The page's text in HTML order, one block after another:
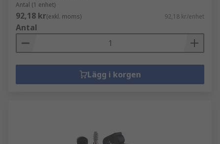
Antal (1 enhet)
92,18 kr(exkl. moms) 92,18 kr/enhet
Antal
Lägg i korgen